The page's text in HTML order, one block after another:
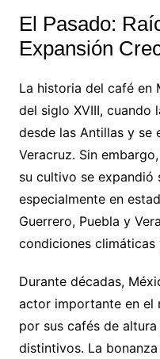
El Pasado:
Expansión
La historia del café en
del siglo XVIII, cuando
desde las Antillas y se
Veracruz. Sin
su cultivo se expandió
especialmente en
Guerrero, Puebla y
condiciones
Durante décadas,
actor importante en el
por sus cafés de
distintivos. La